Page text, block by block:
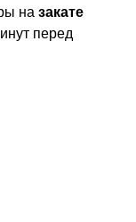
на закате
перед